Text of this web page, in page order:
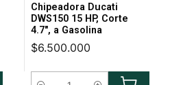
Chipeadora Ducati
DWS150 15 HP, Corte
4.7", a Gasolina
$6.500.000